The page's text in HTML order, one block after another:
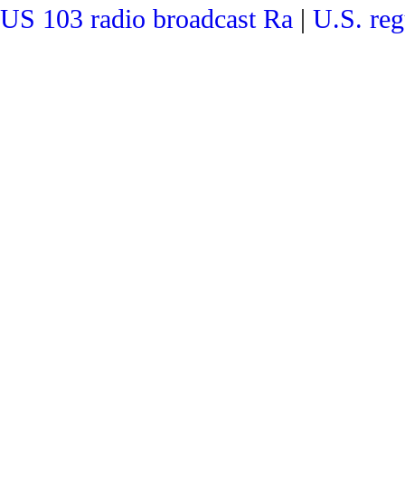
US 103 radio broadcast Ra | U.S.